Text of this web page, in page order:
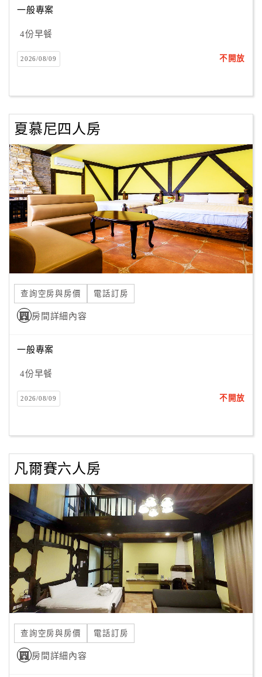
訂
房
Q&A
旅
卡
訂
房
請
款
收
合
作
提
案
店
作
商
合
作
旅
伴
計
劃
商
品
宣
傳
一般專案
4份早餐
2026/08/09 不開放
夏慕尼四人房
查詢空房與房價 電話訂房
房間詳細內容
一般專案
4份早餐
2026/08/09 不開放
凡爾賽六人房
查詢空房與房價 電話訂房
房間詳細內容